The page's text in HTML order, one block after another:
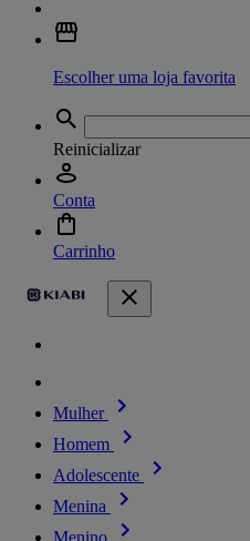
Escolher uma loja favorita
Reinicializar
Conta
Carrinho
Mulher
Homem
Adolescente
Menina
Menino